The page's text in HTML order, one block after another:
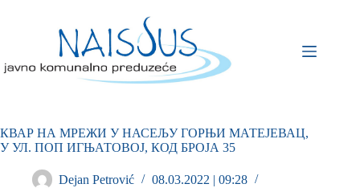
КВАР НА МРЕЖИ У НАСЕЉУ ГОРЊИ МАТЕЈЕВАЦ,
У УЛ. ПОП ИГЊАТОВОЈ, КОД БРОЈА 35
Dejan Petrović
08.03.2022 | 09:28